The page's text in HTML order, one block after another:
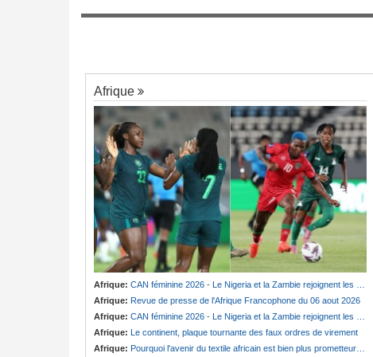
Afrique
Afrique: CAN féminine 2026 - Le Nigeria et la Zambie rejoignent les quarts de finale
Afrique: Revue de presse de l'Afrique Francophone du 06 aout 2026
Afrique: CAN féminine 2026 - Le Nigeria et la Zambie rejoignent les quarts de finale
Afrique: Le continent, plaque tournante des faux ordres de virement
Afrique: Pourquoi l'avenir du textile africain est bien plus prometteur que ne le laissent penser les chiffres
Cameroun:Suisse - Le capitaine Effoudou